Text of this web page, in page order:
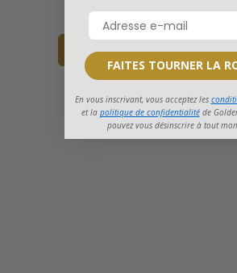
2 3 4 5 6 7
FAITES TOURNER LA
En vous inscrivant, vous acceptez les
et la politique de confidentialitéde
pouvez vous désinscrire à tout